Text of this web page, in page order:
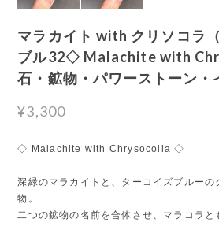
マラカイト with クリソコラ
ブル32◇ Malachite with
石・鉱物・パワーストーン・
¥3,300
◇ Malachite with Chrysocolla ◇
深緑のマラカイトと、ターコイズブルーの
物。
二つの鉱物の名前を合体させ、マラコラと